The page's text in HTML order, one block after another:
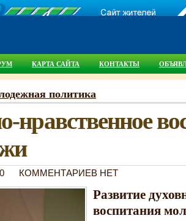
КАРТА САЙТА КОНТАКТЫ
политика
нравственное
КОММЕНТАРИЕВ НЕТ
Развитие
воспитания